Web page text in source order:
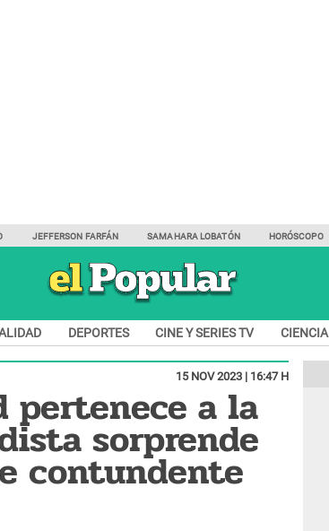
JEFFERSON FARFÁN SAMAHARA LOBATÓN HORÓSCOPO
DEPORTES CINE Y SERIES TV CIENCIA
15 NOV 2023 | 16:47 H
pertenece a la
sorprende
contundente